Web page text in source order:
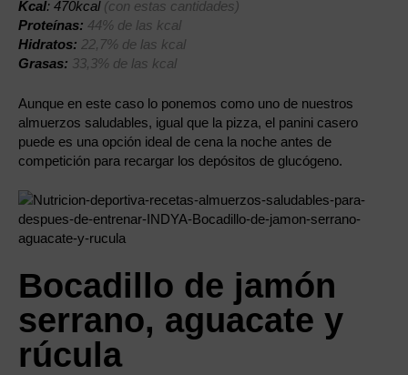
Kcal: 470kcal (con estas cantidades)
Proteínas: 44% de las kcal
Hidratos: 22,7% de las kcal
Grasas: 33,3% de las kcal
Aunque en este caso lo ponemos como uno de nuestros
almuerzos saludables, igual que la pizza, el panini casero
puede es una opción ideal de cena la noche antes de
competición para recargar los depósitos de glucógeno.
Bocadillo de jamón
serrano, aguacate y
rúcula